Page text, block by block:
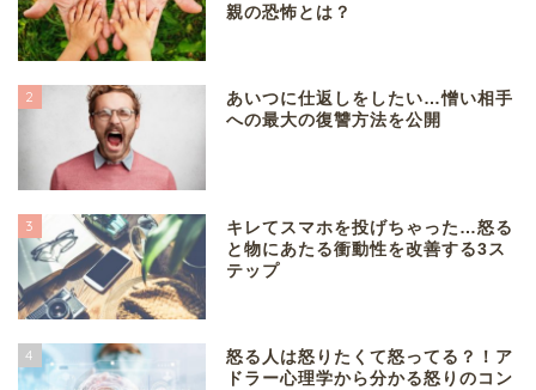
親の恐怖とは？
2
あいつに仕返しをしたい…憎い相手
への最大の復讐方法を公開
3
キレてスマホを投げちゃった…怒る
と物にあたる衝動性を改善する3ス
テップ
4
怒る人は怒りたくて怒ってる？！ア
ドラー心理学から分かる怒りのコン